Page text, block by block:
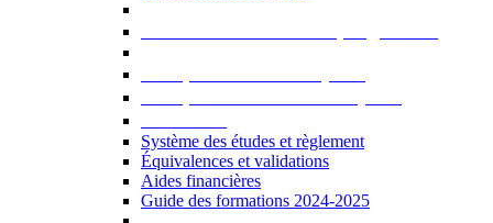
Système des études et règlement
Équivalences et validations
Aides financières
Guide des formations 2024-2025